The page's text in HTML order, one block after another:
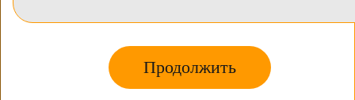
Продолжить